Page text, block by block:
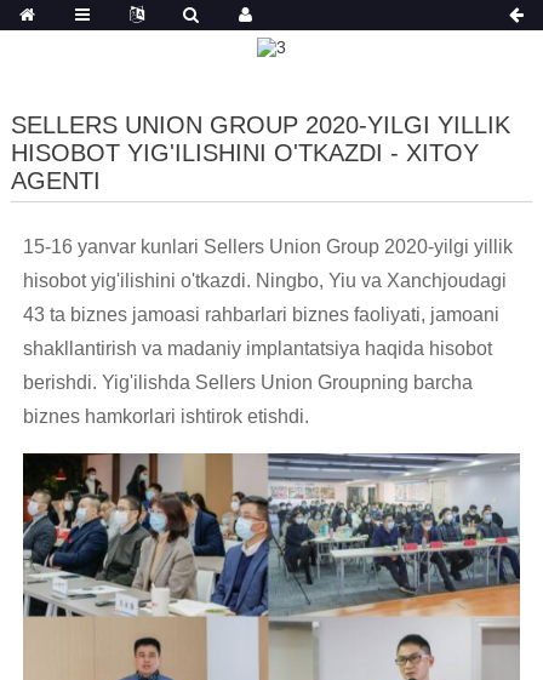
SELLERS UNION GROUP 2020-YILGI YILLIK
HISOBOT YIG'ILISHINI O'TKAZDI - XITOY
AGENTI
15-16 yanvar kunlari Sellers Union Group 2020-yilgi yillik
hisobot yig'ilishini o'tkazdi. Ningbo, Yiu va Xanchjoudagi
43 ta biznes jamoasi rahbarlari biznes faoliyati, jamoani
shakllantirish va madaniy implantatsiya haqida hisobot
berishdi. Yig'ilishda Sellers Union Groupning barcha
biznes hamkorlari ishtirok etishdi.